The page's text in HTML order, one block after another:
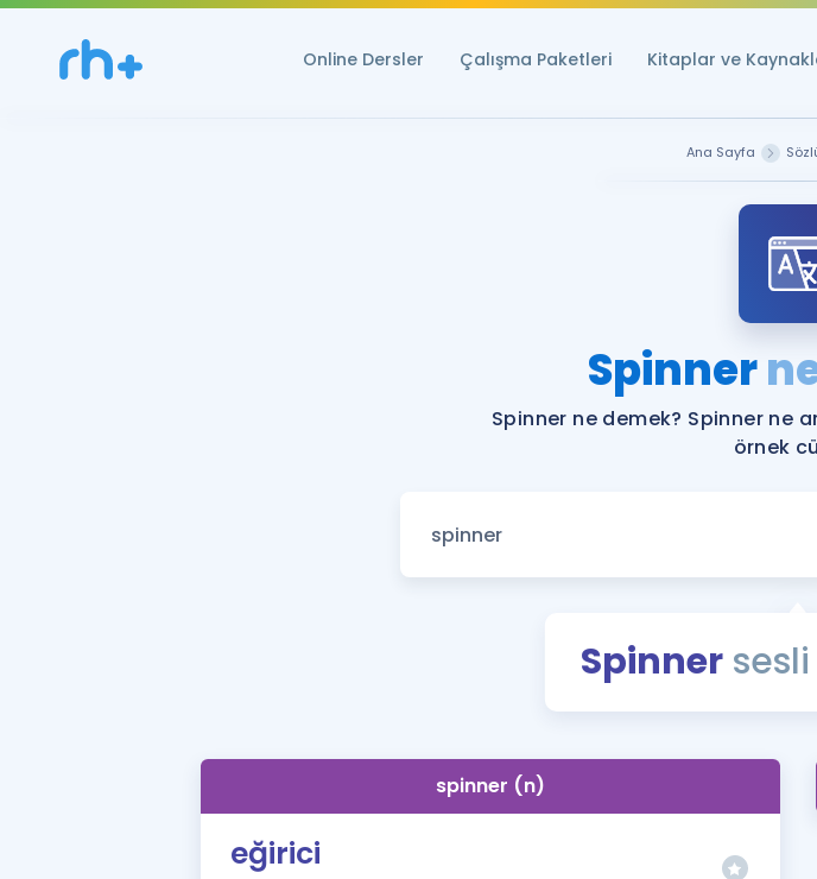
Online Dersler Çalışma Paketleri Kitaplar ve
Ana Sayfa
Spinner
Spinner ne demek? Spinner ne
örnek
Spinner
spinner (n)
eğirici